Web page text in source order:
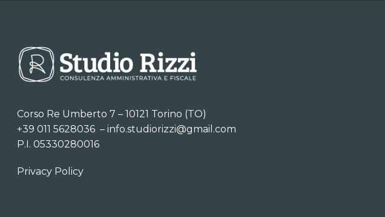
Corso Re Umberto 7 – 10121 Torino (TO)
+39 011 5628036 – info.studiorizzi@gmail.com
P.I. 05330280016
Privacy Policy